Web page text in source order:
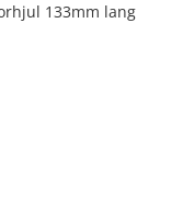
133mm lang